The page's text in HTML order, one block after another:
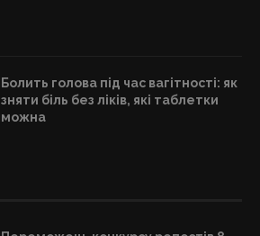
Болить голова під час вагітності: як
зняти біль без ліків, які таблетки
можна